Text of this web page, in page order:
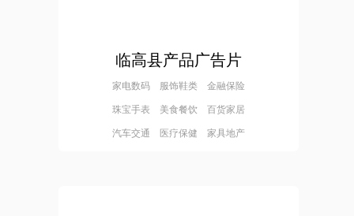
临高县产品广告片
家电数码 服饰鞋类 金融保险
珠宝手表 美食餐饮 百货家居
汽车交通 医疗保健 家具地产